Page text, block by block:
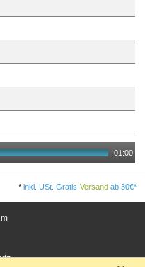
01:00
*inkl. USt. Gratis-Versand ab 30€*